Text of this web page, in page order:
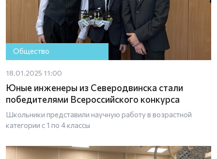
Общество
18.01.2025 11:00
Юные инженеры из Северодвинска стали
победителями Всероссийского конкурса
Школьники представили научную работу в возрастной
категории с 1 по 4 классы